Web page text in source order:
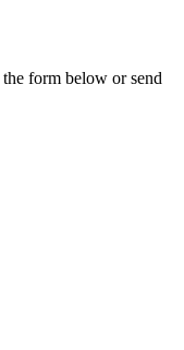
form below or send